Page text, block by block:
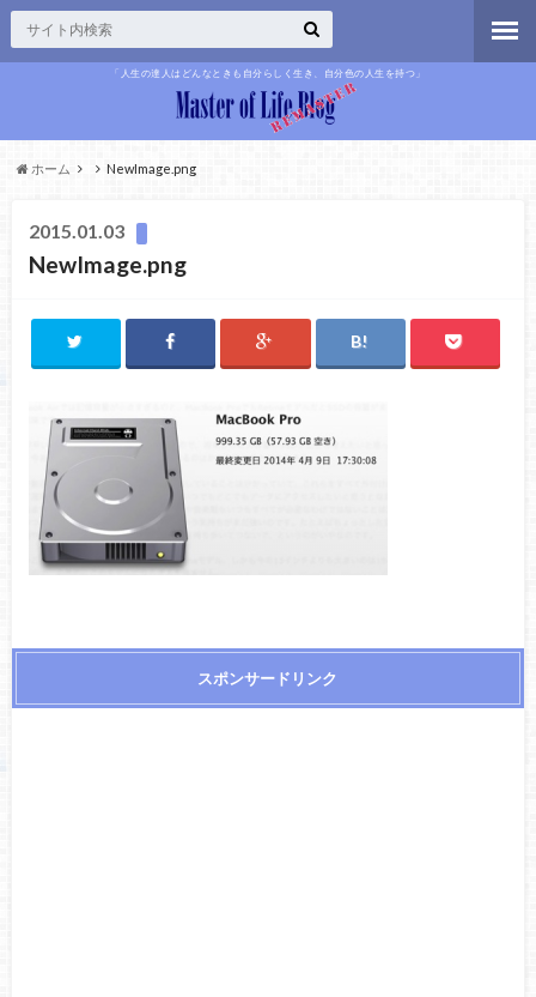
「人生の達人はどんなときも自分らしく生き、自分色の人生を持つ」
ホーム NewImage.png
2015.01.03
NewImage.png
スポンサードリンク